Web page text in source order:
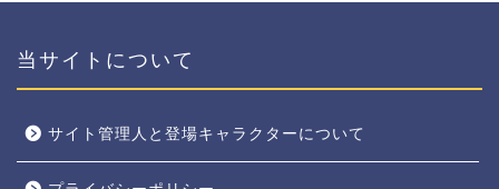
当サイトについて
サイト管理人と登場キャラクターについて